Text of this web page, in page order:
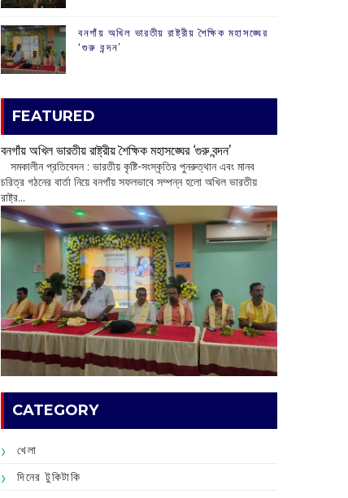
বনগাঁয় অখিল ভারতীয় রাষ্ট্রীয় শৈক্ষিক মহাসঙ্ঘের
‘গুরু বন্দন’
FEATURED
বনগাঁয় অখিল ভারতীয় রাষ্ট্রীয় শৈক্ষিক মহাসঙ্ঘের ‘গুরু বন্দন’
​ সমকালীন প্রতিবেদন : ভারতীয় কৃষ্টি-সংস্কৃতির পুনরুত্থান এবং মানব
চরিত্র গঠনের বার্তা নিয়ে বনগাঁয় সফলভাবে সম্পন্ন হলো অখিল ভারতীয়
রাষ্ট্র...
CATEGORY
খেলা
দিনের টুকিটাকি